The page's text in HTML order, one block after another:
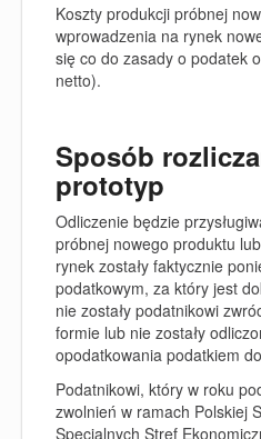
Koszty produkcji próbnej
wprowadzenia na rynek
się co do zasady o podatek
netto).
Sposób
prototyp
Odliczenie będzie
próbnej nowego produktu
rynek zostały faktycznie
podatkowym, za który jest
nie zostały podatnikowi
formie lub nie zostały
opodatkowania podatkiem
Podatnikowi, który w roku
zwolnień w ramach Polskiej
Specjalnych Stref